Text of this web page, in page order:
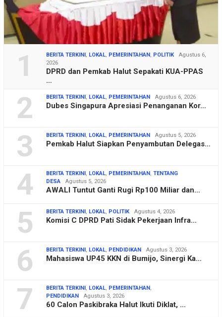
1 BERITA TERKINI, LOKAL, PEMERINTAHAN, POLITIK
Agustus 6,
2026
DPRD dan Pemkab Halut Sepakati KUA-PPAS
…
2 BERITA TERKINI, LOKAL, PEMERINTAHAN Agustus 6, 2026
Dubes Singapura Apresiasi Penanganan Kor…
3 BERITA TERKINI, LOKAL, PEMERINTAHAN Agustus 5, 2026
Pemkab Halut Siapkan Penyambutan Delegas…
4 BERITA TERKINI, LOKAL, PEMERINTAHAN, TENTANG
DESA
Agustus 5, 2026
AWALI Tuntut Ganti Rugi Rp100 Miliar dan…
5 BERITA TERKINI, LOKAL, POLITIK Agustus 4, 2026
Komisi C DPRD Pati Sidak Pekerjaan Infra…
6 BERITA TERKINI, LOKAL, PENDIDIKAN Agustus 3, 2026
Mahasiswa UP45 KKN di Bumijo, Sinergi Ka…
7 BERITA TERKINI, LOKAL, PEMERINTAHAN,
PENDIDIKAN
Agustus 3, 2026
60 Calon Paskibraka Halut Ikuti Diklat, …